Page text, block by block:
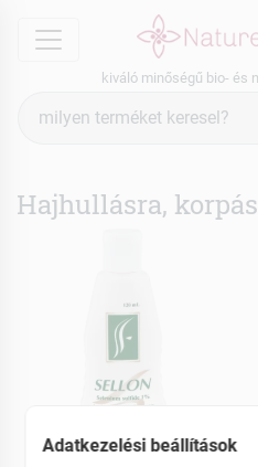
menu
kiváló minőségű bio- és
keresés
Hajhullásra,
Sellon
Adatkezelési beállítások